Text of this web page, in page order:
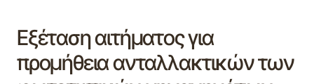
Εξέταση αιτήματος για
προμήθεια ανταλλακτικών των